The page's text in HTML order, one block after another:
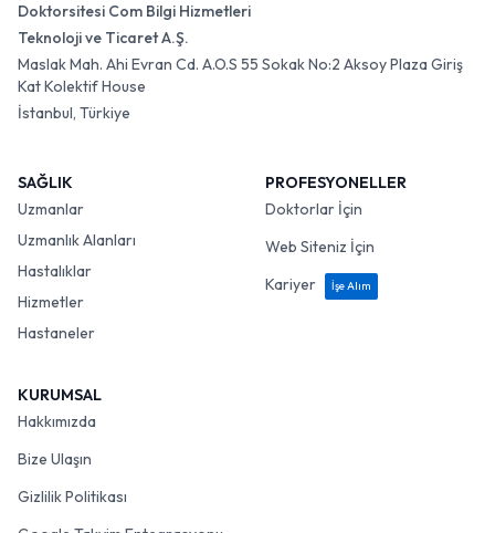
Doktorsitesi Com Bilgi Hizmetleri
Teknoloji ve Ticaret A.Ş.
Maslak Mah. Ahi Evran Cd. A.O.S 55 Sokak No:2 Aksoy Plaza Giriş
Kat Kolektif House
İstanbul, Türkiye
SAĞLIK
Uzmanlar
Uzmanlık Alanları
Hastalıklar
Hizmetler
Hastaneler
PROFESYONELLER
Doktorlar İçin
Web Siteniz İçin
Kariyer
İşe Alım
KURUMSAL
Hakkımızda
Bize Ulaşın
Gizlilik Politikası